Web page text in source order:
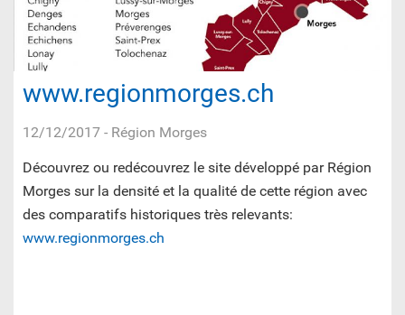
www.regionmorges.ch
12/12/2017 - Région Morges
Découvrez ou redécouvrez le site développé par Région
Morges sur la densité et la qualité de cette région avec
des comparatifs historiques très relevants:
www.regionmorges.ch